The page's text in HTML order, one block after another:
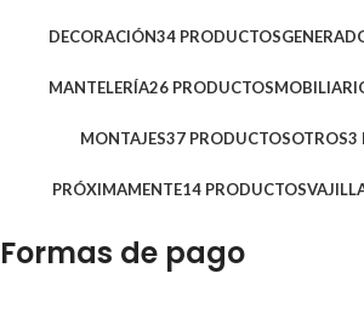
DECORACIÓN34 PRODUCTOS
MANTELERÍA26 PRODUCTOS
MONTAJES37 PRODUCTOSOTROS3
PRÓXIMAMENTE14 PRODUCTOS
Formas de pago